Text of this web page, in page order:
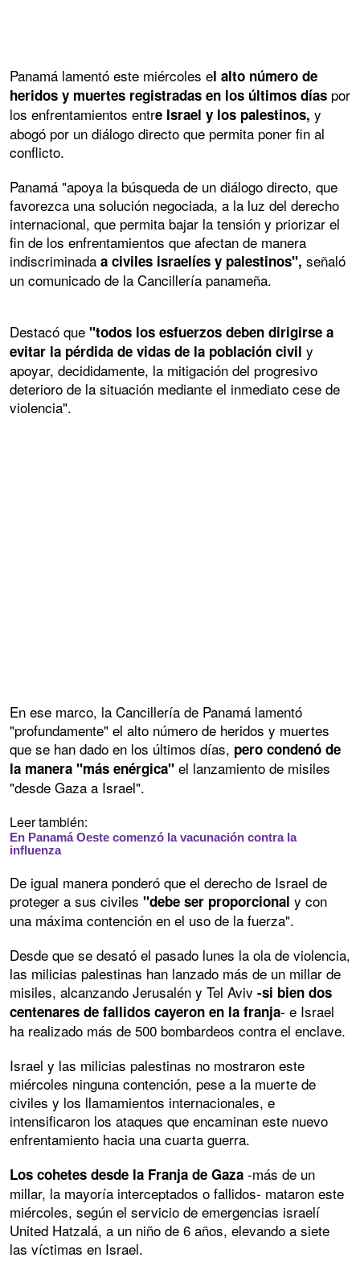
Panamá lamentó este miércoles el alto número de
heridos y muertes registradas en los últimos días por
los enfrentamientos entre Israel y los palestinos, y
abogó por un diálogo directo que permita poner fin al
conflicto.
Panamá "apoya la búsqueda de un diálogo directo, que
favorezca una solución negociada, a la luz del derecho
internacional, que permita bajar la tensión y priorizar el
fin de los enfrentamientos que afectan de manera
indiscriminada a civiles israelíes y palestinos", señaló
un comunicado de la Cancillería panameña.
Destacó que "todos los esfuerzos deben dirigirse a
evitar la pérdida de vidas de la población civil y
apoyar, decididamente, la mitigación del progresivo
deterioro de la situación mediante el inmediato cese de
violencia".
En ese marco, la Cancillería de Panamá lamentó
"profundamente" el alto número de heridos y muertes
que se han dado en los últimos días, pero condenó de
la manera "más enérgica" el lanzamiento de misiles
"desde Gaza a Israel".
Leer también:
En Panamá Oeste comenzó la vacunación contra la
influenza
De igual manera ponderó que el derecho de Israel de
proteger a sus civiles "debe ser proporcional y con
una máxima contención en el uso de la fuerza".
Desde que se desató el pasado lunes la ola de violencia,
las milicias palestinas han lanzado más de un millar de
misiles, alcanzando Jerusalén y Tel Aviv -si bien dos
centenares de fallidos cayeron en la franja- e Israel
ha realizado más de 500 bombardeos contra el enclave.
Israel y las milicias palestinas no mostraron este
miércoles ninguna contención, pese a la muerte de
civiles y los llamamientos internacionales, e
intensificaron los ataques que encaminan este nuevo
enfrentamiento hacia una cuarta guerra.
Los cohetes desde la Franja de Gaza -más de un
millar, la mayoría interceptados o fallidos- mataron este
miércoles, según el servicio de emergencias israelí
United Hatzalá, a un niño de 6 años, elevando a siete
las víctimas en Israel.